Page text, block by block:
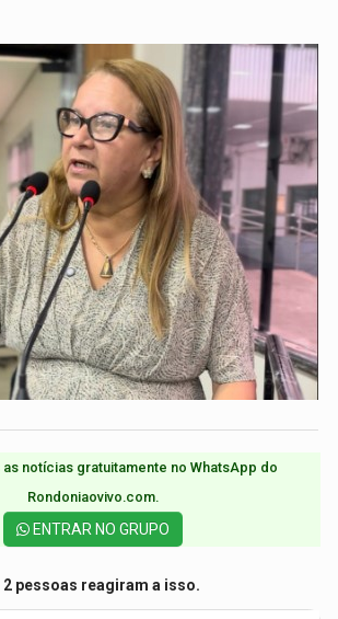
notícias gratuitamente no WhatsApp do
Rondoniaovivo.com.​
ENTRAR NO GRUPO
2 pessoas reagiram a isso.